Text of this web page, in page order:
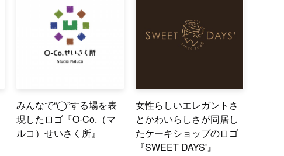
みんなで“◯”する場を表
現したロゴ『O-Co.（マ
ルコ）せいさく所』
女性らしいエレガントさ
とかわいらしさが同居し
たケーキショップのロゴ
『SWEET DAYS'』